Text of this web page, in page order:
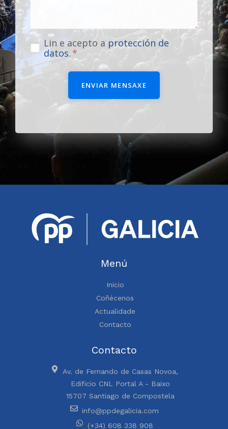
Lin e acepto a protección de
datos.
ENVIAR MENSAXE
Menú
Inicio
Coñécenos
Actualidade
Contacto
Contacto
Av. de Fernando de Casas Novoa,
Edificio CNL Portal A - Baixo
15707 Santiago de Compostela
info@ppdegalicia.com
(+34) 608 338 908